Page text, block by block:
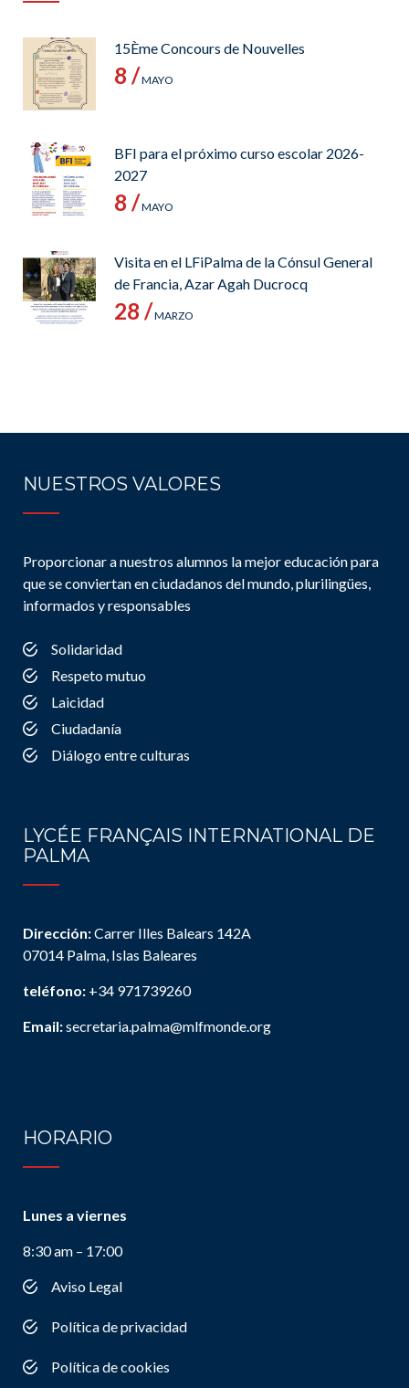
15Ème Concours de Nouvelles
8 /MAYO
BFI para el próximo curso escolar 2026-
2027
8 /MAYO
Visita en el LFiPalma de la Cónsul General
de Francia, Azar Agah Ducrocq
28 /MARZO
NUESTROS VALORES
Proporcionar a nuestros alumnos la mejor educación para
que se conviertan en ciudadanos del mundo, plurilingües,
informados y responsables
Solidaridad
Respeto mutuo
Laicidad
Ciudadanía
Diálogo entre culturas
LYCÉE FRANÇAIS INTERNATIONAL DE
PALMA
Dirección:Carrer Illes Balears 142A
07014 Palma, Islas Baleares
teléfono: +34 971739260
Email:secretaria.palma@mlfmonde.org
HORARIO
Lunes a viernes
8:30 am – 17:00
Aviso Legal
Política de privacidad
Política de cookies